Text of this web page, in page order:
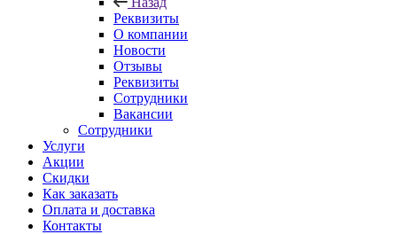
Реквизиты
О компании
Новости
Отзывы
Реквизиты
Сотрудники
Вакансии
Сотрудники
Услуги
Акции
Скидки
Как заказать
Оплата и доставка
Контакты